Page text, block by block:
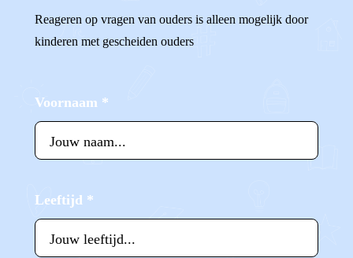
Reageren op vragen van ouders is alleen mogelijk door
kinderen met gescheiden ouders
Voornaam *
Leeftijd *